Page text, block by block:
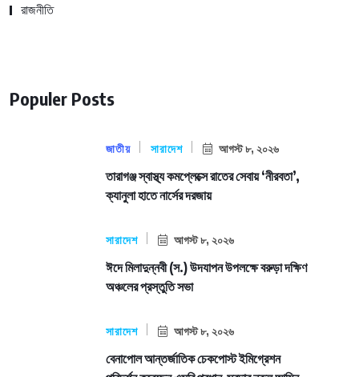
রাজনীতি
Populer Posts
জাতীয় সারাদেশ আগস্ট ৮, ২০২৬
তারাগঞ্জ স্বাস্থ্য কমপ্লেক্সে রাতের সেবায় ‘নীরবতা’,
ক্যানুলা হাতে নার্সের দরজায়
সারাদেশ আগস্ট ৮, ২০২৬
ঈদে মিলাদুন্নবী (স.) উদযাপন উপলক্ষে বরুড়া দক্ষিণ
অঞ্চলের প্রস্তুতি সভা
সারাদেশ আগস্ট ৮, ২০২৬
বেনাপোল আন্তর্জাতিক চেকপোস্ট ইমিগ্রেশন